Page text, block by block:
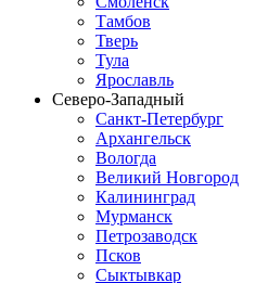
Тамбов
Тверь
Тула
Ярославль
Северо-Западный
Санкт-Петербург
Архангельск
Вологда
Великий Новгород
Калининград
Мурманск
Петрозаводск
Псков
Сыктывкар